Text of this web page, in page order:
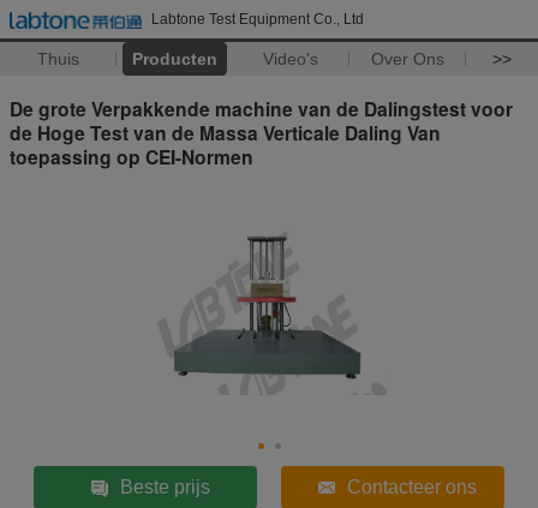
Labtone Test Equipment Co., Ltd
Thuis Producten Video's Over Ons >>
De grote Verpakkende machine van de Dalingstest voor
de Hoge Test van de Massa Verticale Daling Van
toepassing op CEI-Normen
Beste prijs Contacteer ons